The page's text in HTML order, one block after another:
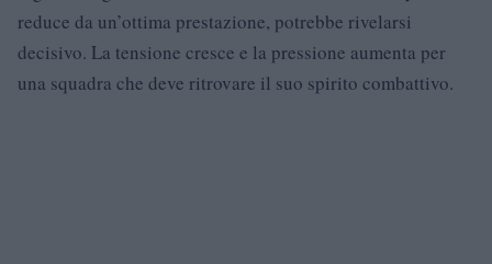
reduce da un’ottima prestazione, potrebbe rivelarsi
decisivo. La tensione cresce e la pressione aumenta per
una squadra che deve ritrovare il suo spirito combattivo.